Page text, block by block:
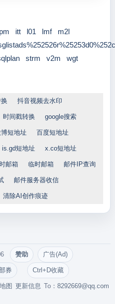
itt l01 lmf
m2l
strm v2m
wgt
抖音视频去水印
时间戳转换 google搜索
短地址 百度短地址
is.gd短地址 x.co短地址
邮箱 临时邮箱 邮件IP查询
邮件服务器收信
清除AI创作痕迹
赞助 广告(Ad)
券 Ctrl+D收藏
To：8292669@qq.com
更新信息
图